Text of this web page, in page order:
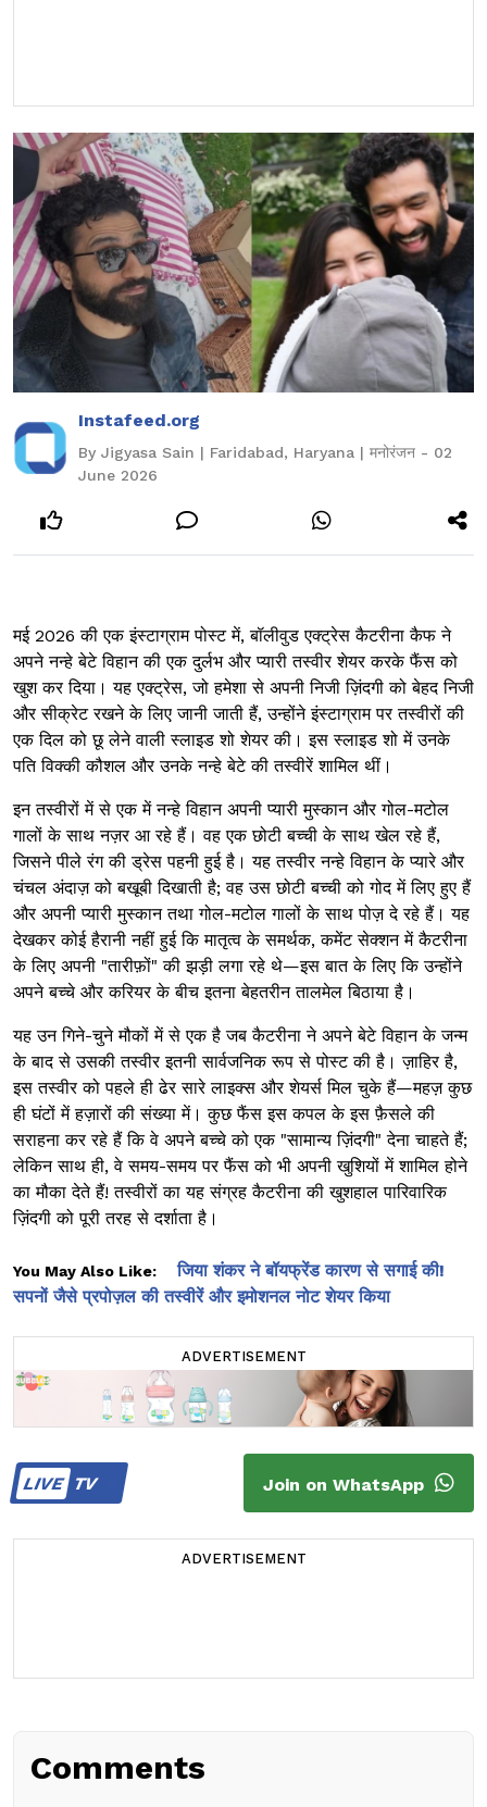
Instafeed.org
By Jigyasa Sain | Faridabad, Haryana | मनोरंजन - 02
June 2026
मई 2026 की एक इंस्टाग्राम पोस्ट में, बॉलीवुड एक्ट्रेस कैटरीना कैफ ने
अपने नन्हे बेटे विहान की एक दुर्लभ और प्यारी तस्वीर शेयर करके फैंस को
खुश कर दिया। यह एक्ट्रेस, जो हमेशा से अपनी निजी ज़िंदगी को बेहद निजी
और सीक्रेट रखने के लिए जानी जाती हैं, उन्होंने इंस्टाग्राम पर तस्वीरों की
एक दिल को छू लेने वाली स्लाइड शो शेयर की। इस स्लाइड शो में उनके
पति विक्की कौशल और उनके नन्हे बेटे की तस्वीरें शामिल थीं।
इन तस्वीरों में से एक में नन्हे विहान अपनी प्यारी मुस्कान और गोल-मटोल
गालों के साथ नज़र आ रहे हैं। वह एक छोटी बच्ची के साथ खेल रहे हैं,
जिसने पीले रंग की ड्रेस पहनी हुई है। यह तस्वीर नन्हे विहान के प्यारे और
चंचल अंदाज़ को बखूबी दिखाती है; वह उस छोटी बच्ची को गोद में लिए हुए हैं
और अपनी प्यारी मुस्कान तथा गोल-मटोल गालों के साथ पोज़ दे रहे हैं। यह
देखकर कोई हैरानी नहीं हुई कि मातृत्व के समर्थक, कमेंट सेक्शन में कैटरीना
के लिए अपनी "तारीफ़ों" की झड़ी लगा रहे थे—इस बात के लिए कि उन्होंने
अपने बच्चे और करियर के बीच इतना बेहतरीन तालमेल बिठाया है।
यह उन गिने-चुने मौकों में से एक है जब कैटरीना ने अपने बेटे विहान के जन्म
के बाद से उसकी तस्वीर इतनी सार्वजनिक रूप से पोस्ट की है। ज़ाहिर है,
इस तस्वीर को पहले ही ढेर सारे लाइक्स और शेयर्स मिल चुके हैं—महज़ कुछ
ही घंटों में हज़ारों की संख्या में। कुछ फैंस इस कपल के इस फ़ैसले की
सराहना कर रहे हैं कि वे अपने बच्चे को एक "सामान्य ज़िंदगी" देना चाहते हैं;
लेकिन साथ ही, वे समय-समय पर फैंस को भी अपनी खुशियों में शामिल होने
का मौका देते हैं! तस्वीरों का यह संग्रह कैटरीना की खुशहाल पारिवारिक
ज़िंदगी को पूरी तरह से दर्शाता है।
You May Also Like:
जिया शंकर ने बॉयफ्रेंड कारण से सगाई की!
सपनों जैसे प्रपोज़ल की तस्वीरें और इमोशनल नोट शेयर किया
ADVERTISEMENT
LIVETV Join on WhatsApp
ADVERTISEMENT
Comments